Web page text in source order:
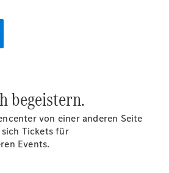
mit EQ-
neue
begeistern.
von einer anderen Seite
sich Tickets für
Events.